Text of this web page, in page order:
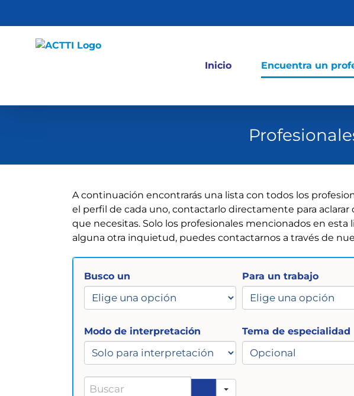
Inicio Encuentra un
A continuación encontrarás una lista con todos los
el perfil de cada uno, contactarlo directamente para
que necesitas. Solo los profesionales mencionados en esta
alguna otra inquietud, puedes contactarnos a través de
Busco un Para un trabajo
Modo de interpretación Tema de especialidad
Search